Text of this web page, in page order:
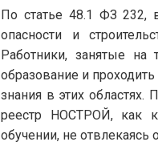
По статье 48.1 ФЗ 232,
опасности и
Работники, занятые
образование и
знания в этих
реестр НОСТРОЙ, как
обучении, не отвлекаясь